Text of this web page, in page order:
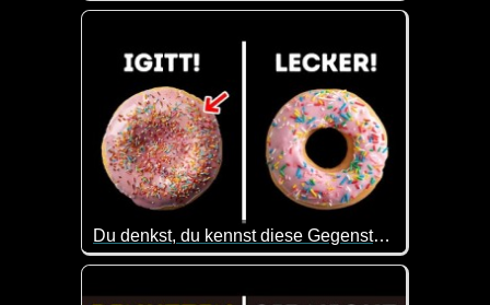
Da kann man tatsächlich noch was lernen. Die
Du denkst, du kennst diese Gegenstände gut, aber du liegst falsch
Wir tauchen ein in die Geheimnisse alltäglicher